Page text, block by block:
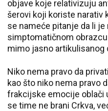
objave koje relativizuju
šerovi koji koriste narativ
se nameće pitanje da li
simptomatičnom
mimo jasno artikulisanog
Niko nema pravo da
kao što niko nema pravo
frakcijske emocije oblači
se time ne brani Crkva,